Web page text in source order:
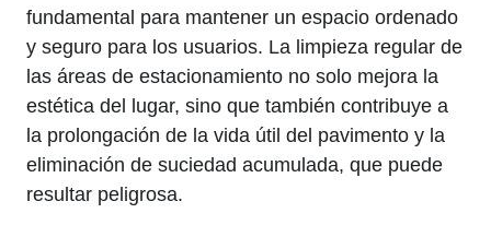
fundamental para mantener un espacio ordenado
y seguro para los usuarios. La limpieza regular de
las áreas de estacionamiento no solo mejora la
estética del lugar, sino que también contribuye a
la prolongación de la vida útil del pavimento y la
eliminación de suciedad acumulada, que puede
resultar peligrosa.